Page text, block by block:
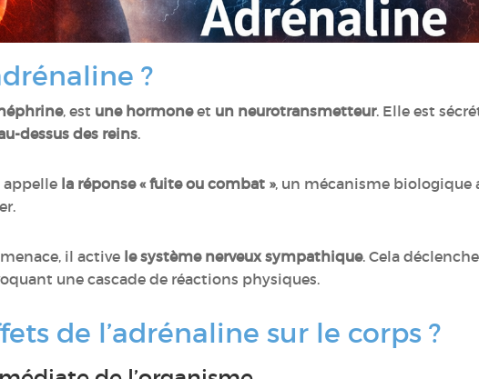
?
, est une hormoneet un neurotransmetteur. Elle est
dessus des reins.
appelle la réponse « fuite ou combat », un mécanisme
il active le système nerveux sympathique. Cela déclenche
une cascade de réactions physiques.
de l’adrénaline sur le corps ?